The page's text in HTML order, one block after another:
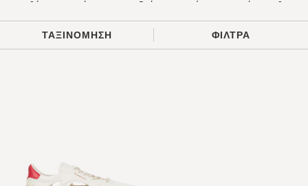
μείνουν απαρατήρητες, καθώς και προτάσεις για πιο ιδιαίτερες
ένα statement κομμάτι ή ένα all time classic σχέδιο που θα μείνει
για χρόνια στη συλλογή σας, οι πιο hot προτάσεις της σεζόν
βρίσκονται στη συλλογή των νέων αφίξεών μας. Βρείτε το
ΤΑΞΙΝΟΜΗΣΗ ΦΙΛΤΡΑ